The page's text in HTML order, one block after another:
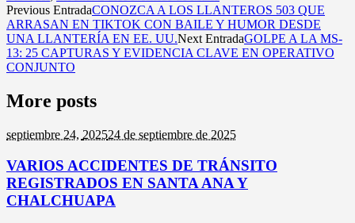
Previous EntradaCONOZCA A LOS LLANTEROS 503 QUE
ARRASAN EN TIKTOK CON BAILE Y HUMOR DESDE
UNA LLANTERÍA EN EE. UU.Next EntradaGOLPE A LA MS-
13: 25 CAPTURAS Y EVIDENCIA CLAVE EN OPERATIVO
CONJUNTO
More posts
septiembre 24, 202524 de septiembre de 2025
VARIOS ACCIDENTES DE TRÁNSITO
REGISTRADOS EN SANTA ANA Y
CHALCHUAPA